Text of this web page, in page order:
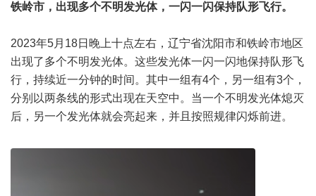
铁岭市，出现多个不明发光体，一闪一闪保持队形飞行。
2023年5月18日晚上十点左右，辽宁省沈阳市和铁岭市地区
出现了多个不明发光体。这些发光体一闪一闪地保持队形飞
行，持续近一分钟的时间。其中一组有4个，另一组有3个，
分别以两条线的形式出现在天空中。当一个不明发光体熄灭
后，另一个发光体就会亮起来，并且按照规律闪烁前进。